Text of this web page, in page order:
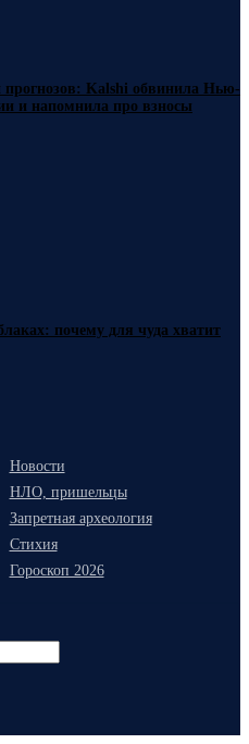
Kalshi обвинила Нью-
и напомнила про взносы
почему для чуда хватит
Новости
НЛО, пришельцы
Запретная археология
Стихия
Гороскоп 2026